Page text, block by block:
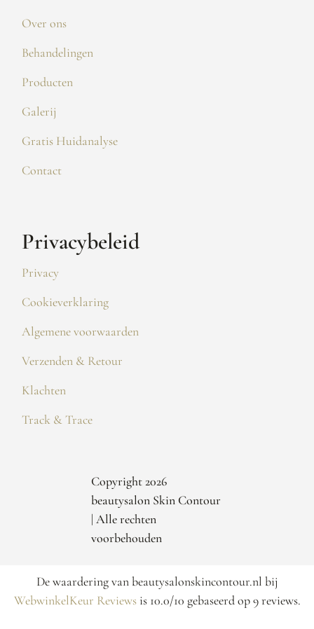
Over ons
Behandelingen
Producten
Galerij
Gratis Huidanalyse
Contact
Privacybeleid
Privacy
Cookieverklaring
Algemene voorwaarden
Verzenden & Retour
Klachten
Track & Trace
Copyright 2026
beautysalon Skin Contour
| Alle rechten
voorbehouden
De waardering van beautysalonskincontour.nl bij
WebwinkelKeur Reviewsis 10.0/10 gebaseerd op 9 reviews.